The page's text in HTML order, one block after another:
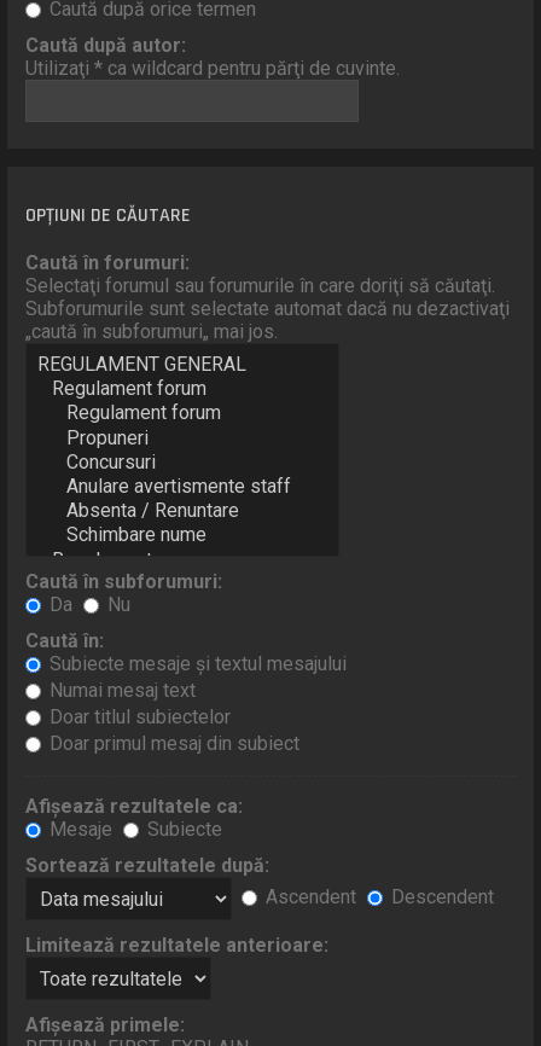
Caută după orice termen
Caută după autor:
Utilizaţi * ca wildcard pentru părţi de cuvinte.
OPŢIUNI DE CĂUTARE
Caută în forumuri:
Selectaţi forumul sau forumurile în care doriţi să căutaţi.
Subforumurile sunt selectate automat dacă nu dezactivaţi
„caută în subforumuri„ mai jos.
Caută în subforumuri:
Da
Nu
Caută în:
Subiecte mesaje şi textul mesajului
Numai mesaj text
Doar titlul subiectelor
Doar primul mesaj din subiect
Afişează rezultatele ca:
Mesaje
Subiecte
Sortează rezultatele după:
Ascendent
Descendent
Limitează rezultatele anterioare:
Afişează primele: